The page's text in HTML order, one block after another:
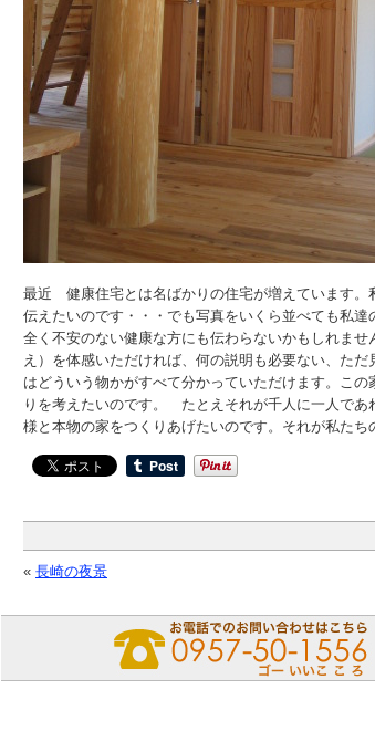
最近 健康住宅とは名ばかりの住宅が増えています。
伝えたいのです・・・でも写真をいくら並べても私
全く不安のない健康な方にも伝わらないかもしれま
え）を体感いただければ、何の説明も必要ない、た
はどういう物かがすべて分かっていただけます。こ
りを考えたいのです。 たとえそれが千人に一人であ
様と本物の家をつくりあげたいのです。それが私たち
« 長崎の夜景